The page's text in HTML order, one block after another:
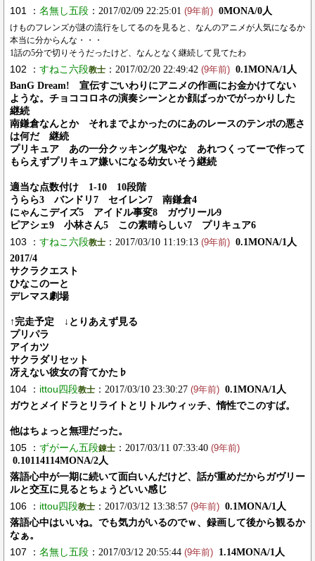
101 ： 名無し五段 ：2017/02/09 22:25:01 (9年前) 0MONA/0人
けものフレンズが謎の流行をしてるのを見ると、なんのアニメが人気になるか
本当に分からんな・・・
1話の5分で切りそうだったけど、なんとなく継続して見てたわ
102 ： すねこ六段教士 ：2017/02/20 22:49:42 (9年前) 0.1MONA/1人
BanG Dream! 宣伝すごいわりにアニメの作画にお金かけてない
ような。チョココロネの演奏シーンとか顔ばっかでがっかりした
継続
南鎌倉なんとか それまでよかったのにあのレースのテンポの悪さ
は何だ 継続
プリキュア あの一分クッキング鬼やな あれつくってーで作って
もらえずプリキュア嫌いになる幼女いそう継続
適当な点数付け 1-10 10段階
うらら3 バンドリ7 セイレン7 南鎌倉4
にゃんこデイズ5 アイドル事変8 ガヴリール9
ピアシェ9 小林さん5 この素晴らしい7 プリキュア6
103 ： すねこ六段教士 ：2017/03/10 11:19:13 (9年前) 0.1MONA/1人
2017/4
サクラクエスト
ひなこのーと
デレマス劇場
↑完走予定 ↓とりあえず見る
プリパラ
アイカツ
サクラダリセット
冴えない彼女の育てかた♭
104 ： ittou四段教士 ：2017/03/10 23:30:27 (9年前) 0.1MONA/1人
ガウとメイドラとリライトとリトルウィッチ、惰性でこのすば。
他はちょっと無理だった。
105 ： ずがーん五段錬士 ：2017/03/11 07:33:40 (9年前)
0.10114114MONA/2人
落語心中が一期に続いて面白いんだけど、話が重めだからガヴリー
ルと交互に見るとちょうどいい感じ
106 ： ittou四段教士 ：2017/03/12 13:38:57 (9年前) 0.1MONA/1人
落語心中はいいね。でも気力がいるのでｗ、録画して後から観るか
なぁ。
107 ： 名無し五段 ：2017/03/12 20:55:44 (9年前) 1.14MONA/1人